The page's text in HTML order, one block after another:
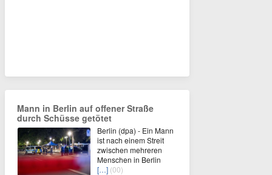
Mann in Berlin auf offener Straße
durch Schüsse getötet
Berlin (dpa) - Ein Mann
ist nach einem Streit
zwischen mehreren
Menschen in Berlin
[…] (00)